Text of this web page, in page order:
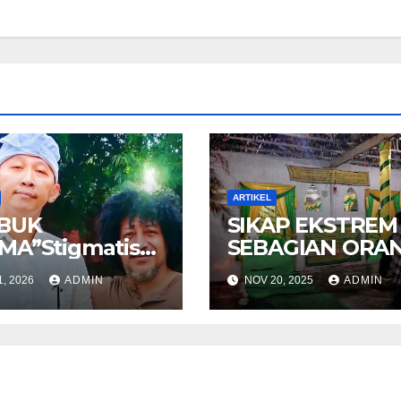
terhadap
Beragama
muslim
2026 ADMIN
ARTIKEL
SIKAP EKSTREM
SEBAGIAN
YANG
KETURUNAN
NOV 20, 2025 ADMIN